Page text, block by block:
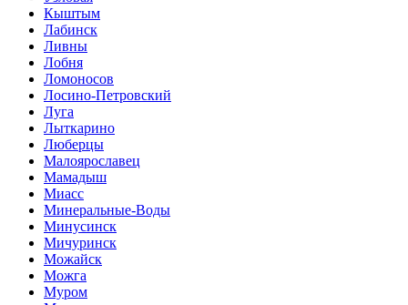
Кыштым
Лабинск
Ливны
Лобня
Ломоносов
Лосино-Петровский
Луга
Лыткарино
Люберцы
Малоярославец
Мамадыш
Миасс
Минеральные-Воды
Минусинск
Мичуринск
Можайск
Можга
Муром